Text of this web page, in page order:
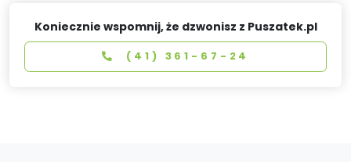
Koniecznie wspomnij, że dzwonisz z Puszatek.pl
(41) 361-67-24